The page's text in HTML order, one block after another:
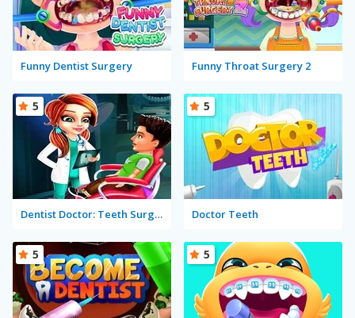
Funny Dentist Surgery Funny Throat Surgery 2
Dentist Doctor: Teeth Surgery Hospital Game
5
Doctor Teeth
5
5 5